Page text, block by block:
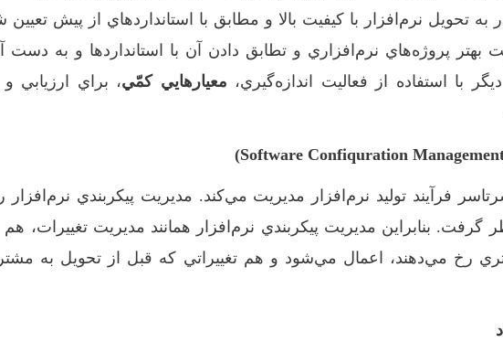
به تحويل نرم‌افزار با کيفيت بالا و مطابق با استانداردهاي از پيش
بهتر پروژه‌هاي نرم‌افزاري و تطابق دادن آن با استانداردها و به
با استفاده از فعاليت اندازه‌گيري، معيارهايي کمّي، براي ارزيابي
فرآيند توليد نرم‌افزار مديريت مي‌کند. مديريت پيکربندي نرم‌افزار
گرفت. بنابراين مديريت پيکربندي نرم‌افزار همانند مديريت تغييرات،
رخ مي‌دهند، اعمال مي‌شود و هم تغييراتي که قبل از تحويل به